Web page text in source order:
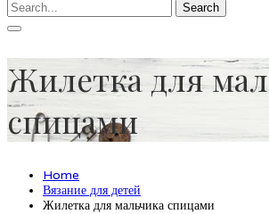
Search
Жилетка для
спицами
Home
Вязание для детей
Жилетка для мальчика спицами